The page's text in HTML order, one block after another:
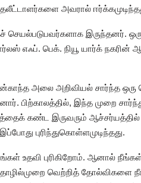
அவரால்
செயல்படுபவர்களாக இருந்தனர்.
எஃப். பெக். நியூ யார்க்
அலை அறிவியல் சார்ந்த ஒரு
பிற்காலத்தில், இந்த முறை
கண்ட இருவரும் ஆச்சர்யத்தில்
புரிந்துகொள்ளமுடிந்தது.
உதவி புரிகிறோம். ஆனால்
வெற்றித் தோல்விகளை